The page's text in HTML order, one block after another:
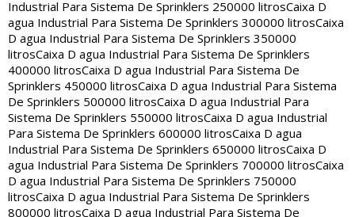
Industrial Para Sistema De Sprinklers 250000 litrosCaixa D
agua Industrial Para Sistema De Sprinklers 300000 litrosCaixa
D agua Industrial Para Sistema De Sprinklers 350000
litrosCaixa D agua Industrial Para Sistema De Sprinklers
400000 litrosCaixa D agua Industrial Para Sistema De
Sprinklers 450000 litrosCaixa D agua Industrial Para Sistema
De Sprinklers 500000 litrosCaixa D agua Industrial Para
Sistema De Sprinklers 550000 litrosCaixa D agua Industrial
Para Sistema De Sprinklers 600000 litrosCaixa D agua
Industrial Para Sistema De Sprinklers 650000 litrosCaixa D
agua Industrial Para Sistema De Sprinklers 700000 litrosCaixa
D agua Industrial Para Sistema De Sprinklers 750000
litrosCaixa D agua Industrial Para Sistema De Sprinklers
800000 litrosCaixa D agua Industrial Para Sistema De